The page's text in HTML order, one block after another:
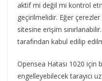
aktif mi değil mi kontrol
geçirilmelidir. Eğer çerezler
sitesine erişim
tarafından kabul edilip
Opensea Hatası 1020 için
engelleyebilecek tarayıcı